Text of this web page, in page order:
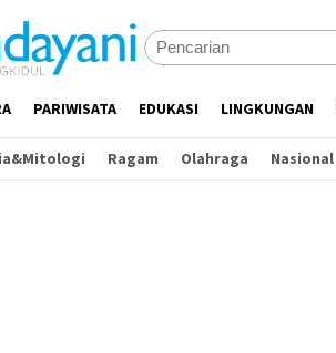
PARIWISATA EDUKASI LINGKUNGAN
Ragam Olahraga Nasional